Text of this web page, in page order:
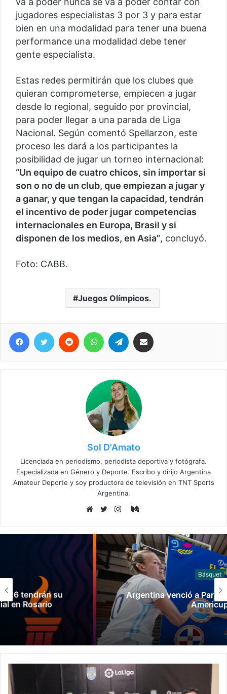
jugadores especialistas 3 por 3 y para estar
bien en una modalidad para tener una buena
performance una modalidad debe tener
gente especialista.
Estas redes permitirán que los clubes que
quieran comprometerse, empiecen a jugar
desde lo regional, seguido por provincial,
para poder llegar a una parada de Liga
Nacional. Según comentó Spellarzon, este
proceso les dará a los participantes la
posibilidad de jugar un torneo internacional:
“Un equipo de cuatro chicos, sin importar si
son o no de un club, que empiezan a jugar y
a ganar, y que tengan la capacidad, tendrán
el incentivo de poder jugar competencias
internacionales en Europa, Brasil y si
disponen de los medios, en Asia”, concluyó.
Foto: CABB.
Juegos Olímpicos.
Facebook
Twitter Reddit WhatsAppTelegram
Sol D'Amato
Licenciada en periodismo, periodista deportiva y fotógrafa.
Especializada en Género y Deporte. Escribo y dirijo Argentina
Amateur Deporte y soy productora de televisión en TNT Sports
Argentina.
web
Medium
Básquet
Argentina venció a Paraguay y clasificó a la
Americup